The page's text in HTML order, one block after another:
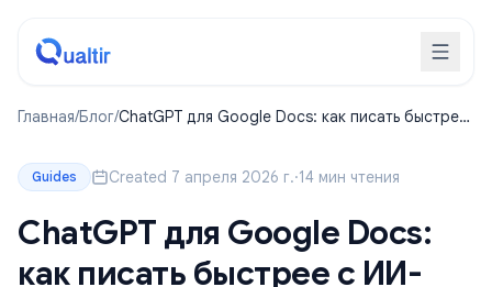
Главная/Блог/ChatGPT для Google Docs: как писать быстрее
Guides Created 7 апреля 2026 г.·14 мин чтения
ChatGPT для Google Docs:
как писать быстрее с ИИ-